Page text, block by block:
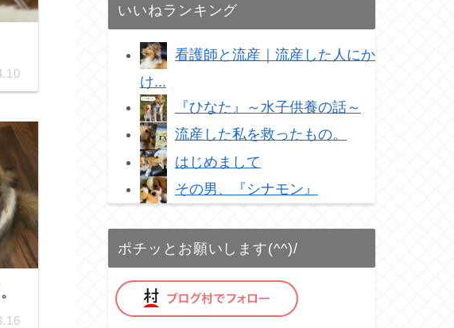
いいねランキング
看護師と流産｜流産した人にか
け...
『ひなた』～水子供養の話～
流産した私を救ったもの。
はじめまして
その男、『シナモン』
ポチッとお願いします(^^)/